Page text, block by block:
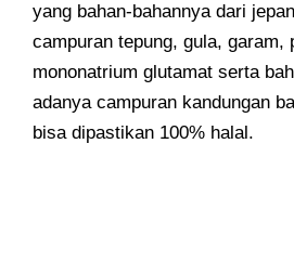
yang bahan-bahannya dari
campuran tepung, gula, garam,
mononatrium glutamat serta
adanya campuran kandungan
bisa dipastikan 100% halal.